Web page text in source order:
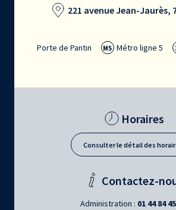
221 avenue Jean-Jaurès,
Porte de Pantin M5 Métro ligne 5
Horaires
Consulter le détail des
Contactez-
Administration : 01 44 84